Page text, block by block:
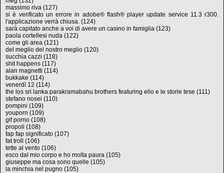
massimo riva (127)
si è verificato un errore in adobe® flash® player update service 11.3 r300.
l'applicazione verrà chiusa. (124)
sarà capitato anche a voi di avere un casino in famiglia (123)
paola cortellesi nuda (122)
come gli area (121)
del meglio del nostro meglio (120)
succhia cazzi (118)
shit happens (117)
alan magnetti (114)
bukkake (114)
venerdì 12 (114)
the los sri lanka parakramabahu brothers featuring elio e le storie tese (111)
stefano nosei (110)
pompini (109)
youporn (109)
gif porno (108)
propoli (108)
fap fap significato (107)
fat troll (106)
tette al vento (106)
esco dal mio corpo e ho molta paura (105)
giuseppe ma cosa sono quelle (105)
la minchia nel pugno (105)